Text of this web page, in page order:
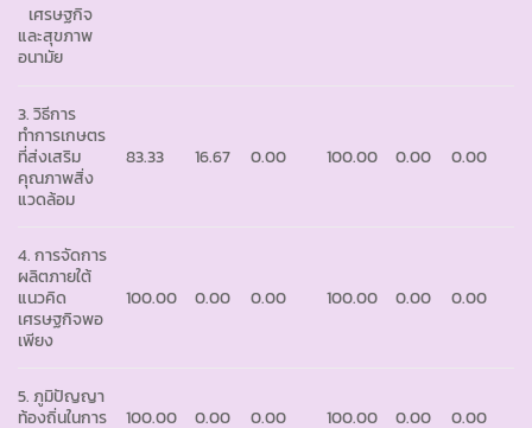
เศรษฐกิจ
และสุขภาพ
อนามัย
3. วิธีการ
ทำการเกษตร
ที่ส่งเสริม
คุณภาพสิ่ง
แวดล้อม
83.33 16.67 0.00 100.00 0.00 0.00
4. การจัดการ
ผลิตภายใต้
แนวคิด
เศรษฐกิจพอ
เพียง
100.00 0.00 0.00 100.00 0.00 0.00
5. ภูมิปัญญา
ท้องถิ่นในการ
100.00 0.00 0.00 100.00 0.00 0.00